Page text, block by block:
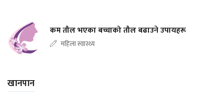
कम तौल भएका बच्चाको तौल बढाउने उपायहरू
महिला स्वास्थ्य
खानपान